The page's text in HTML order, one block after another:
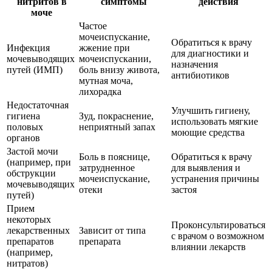
моче
Инфекция
мочевыводящих
путей (ИМП)
Частое
мочеиспускание,
жжение при
мочеиспускании,
боль внизу живота,
мутная моча,
лихорадка
Обратиться к врачу
для диагностики и
назначения
антибиотиков
Недостаточная
гигиена
половых
органов
Зуд, покраснение,
неприятный запах
Улучшить гигиену,
использовать мягкие
моющие средства
Застой мочи
(например, при
обструкции
мочевыводящих
путей)
Боль в пояснице,
затрудненное
мочеиспускание,
отеки
Обратиться к врачу
для выявления и
устранения причины
застоя
Прием
некоторых
лекарственных
препаратов
(например,
нитратов)
Зависит от типа
препарата
Проконсультироваться
с врачом о возможном
влиянии лекарств